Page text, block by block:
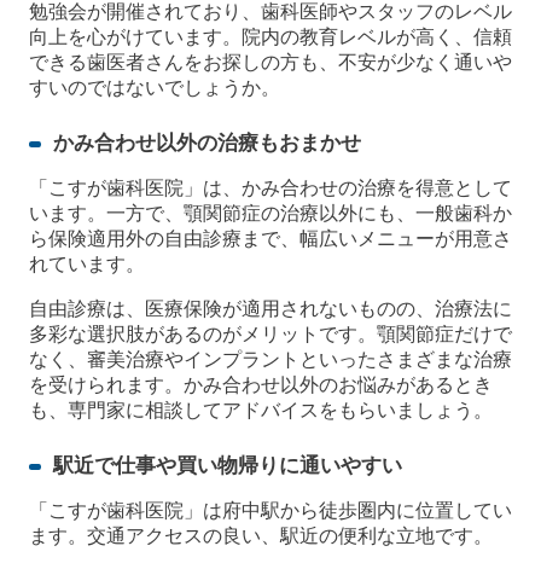
勉強会が開催されており、歯科医師やスタッフのレベル
向上を心がけています。院内の教育レベルが高く、信頼
できる歯医者さんをお探しの方も、不安が少なく通いや
すいのではないでしょうか。
かみ合わせ以外の治療もおまかせ
「こすが歯科医院」は、かみ合わせの治療を得意として
います。一方で、顎関節症の治療以外にも、一般歯科か
ら保険適用外の自由診療まで、幅広いメニューが用意さ
れています。
自由診療は、医療保険が適用されないものの、治療法に
多彩な選択肢があるのがメリットです。顎関節症だけで
なく、審美治療やインプラントといったさまざまな治療
を受けられます。かみ合わせ以外のお悩みがあるとき
も、専門家に相談してアドバイスをもらいましょう。
駅近で仕事や買い物帰りに通いやすい
「こすが歯科医院」は府中駅から徒歩圏内に位置してい
ます。交通アクセスの良い、駅近の便利な立地です。